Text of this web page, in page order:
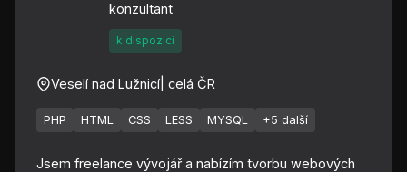
konzultant
k dispozici
Veselí nad Lužnicí | celá ČR
PHP HTML CSS LESS MYSQL +5 další
Jsem freelance vývojář a nabízím tvorbu webových